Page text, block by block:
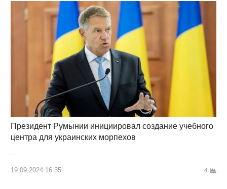
Президент Румынии инициировал создание учебного
центра для украинских морпехов
19.09.2024 16:35 4